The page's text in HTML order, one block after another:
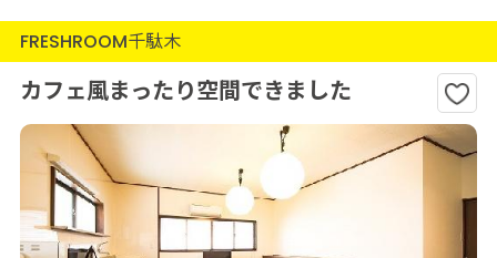
FRESHROOM千駄木
カフェ風まったり空間できました